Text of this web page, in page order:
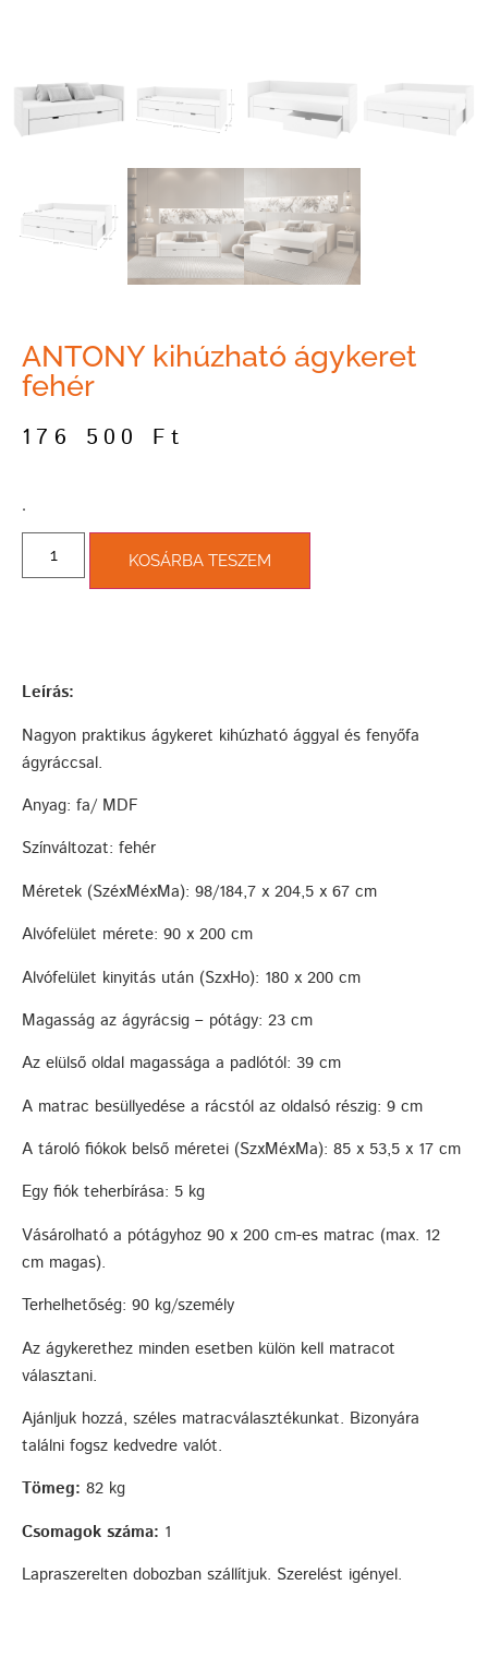
ANTONY kihúzható ágykeret
fehér
176 500 Ft
­.
KOSÁRBA TESZEM
Leírás:
Nagyon praktikus ágykeret kihúzható ággyal és fenyőfa
ágyráccsal.
Anyag: fa/ MDF
Színváltozat: fehér
Méretek (SzéxMéxMa): 98/184,7 x 204,5 x 67 cm
Alvófelület mérete: 90 x 200 cm
Alvófelület kinyitás után (SzxHo): 180 x 200 cm
Magasság az ágyrácsig – pótágy: 23 cm
Az elülső oldal magassága a padlótól: 39 cm
A matrac besüllyedése a rácstól az oldalsó részig: 9 cm
A tároló fiókok belső méretei (SzxMéxMa): 85 x 53,5 x 17 cm
Egy fiók teherbírása: 5 kg
Vásárolható a pótágyhoz 90 x 200 cm-es matrac (max. 12
cm magas).
Terhelhetőség: 90 kg/személy
Az ágykerethez minden esetben külön kell matracot
választani.
Ajánljuk hozzá, széles matracválasztékunkat. Bizonyára
találni fogsz kedvedre valót.
Tömeg: 82 kg
Csomagok száma: 1
Lapraszerelten dobozban szállítjuk. Szerelést igényel.